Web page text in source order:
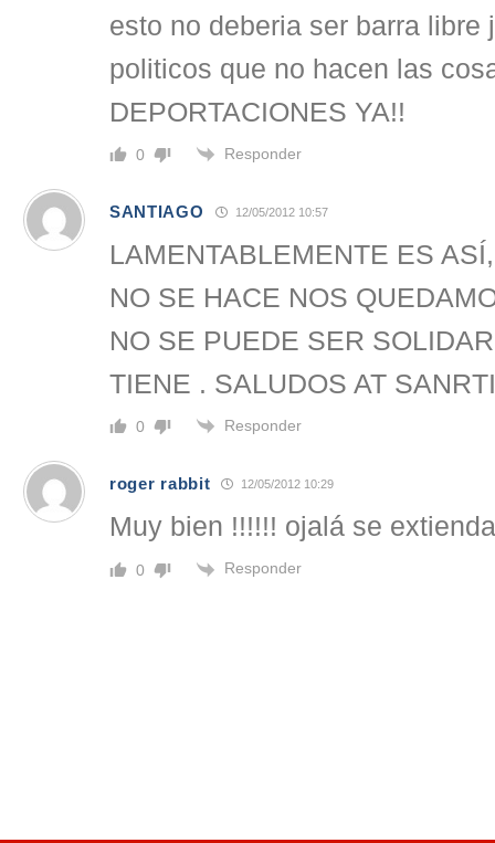
esto no deberia ser barra libre
politicos que no hacen las
DEPORTACIONES YA!!
0 Responder
SANTIAGO 12/05/2012 10:57
LAMENTABLEMENTE ES
NO SE HACE NOS
NO SE PUEDE SER
TIENE . SALUDOS AT SANRTI
0 Responder
roger rabbit 12/05/2012 10:29
Muy bien !!!!!! ojalá se
0 Responder